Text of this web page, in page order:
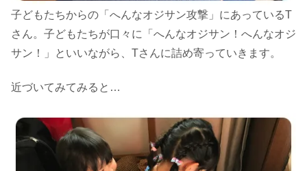
子どもたちからの「へんなオジサン攻撃」にあっているT
さん。子どもたちが口々に「へんなオジサン！へんなオジ
サン！」といいながら、Tさんに詰め寄っていきます。
近づいてみてみると…